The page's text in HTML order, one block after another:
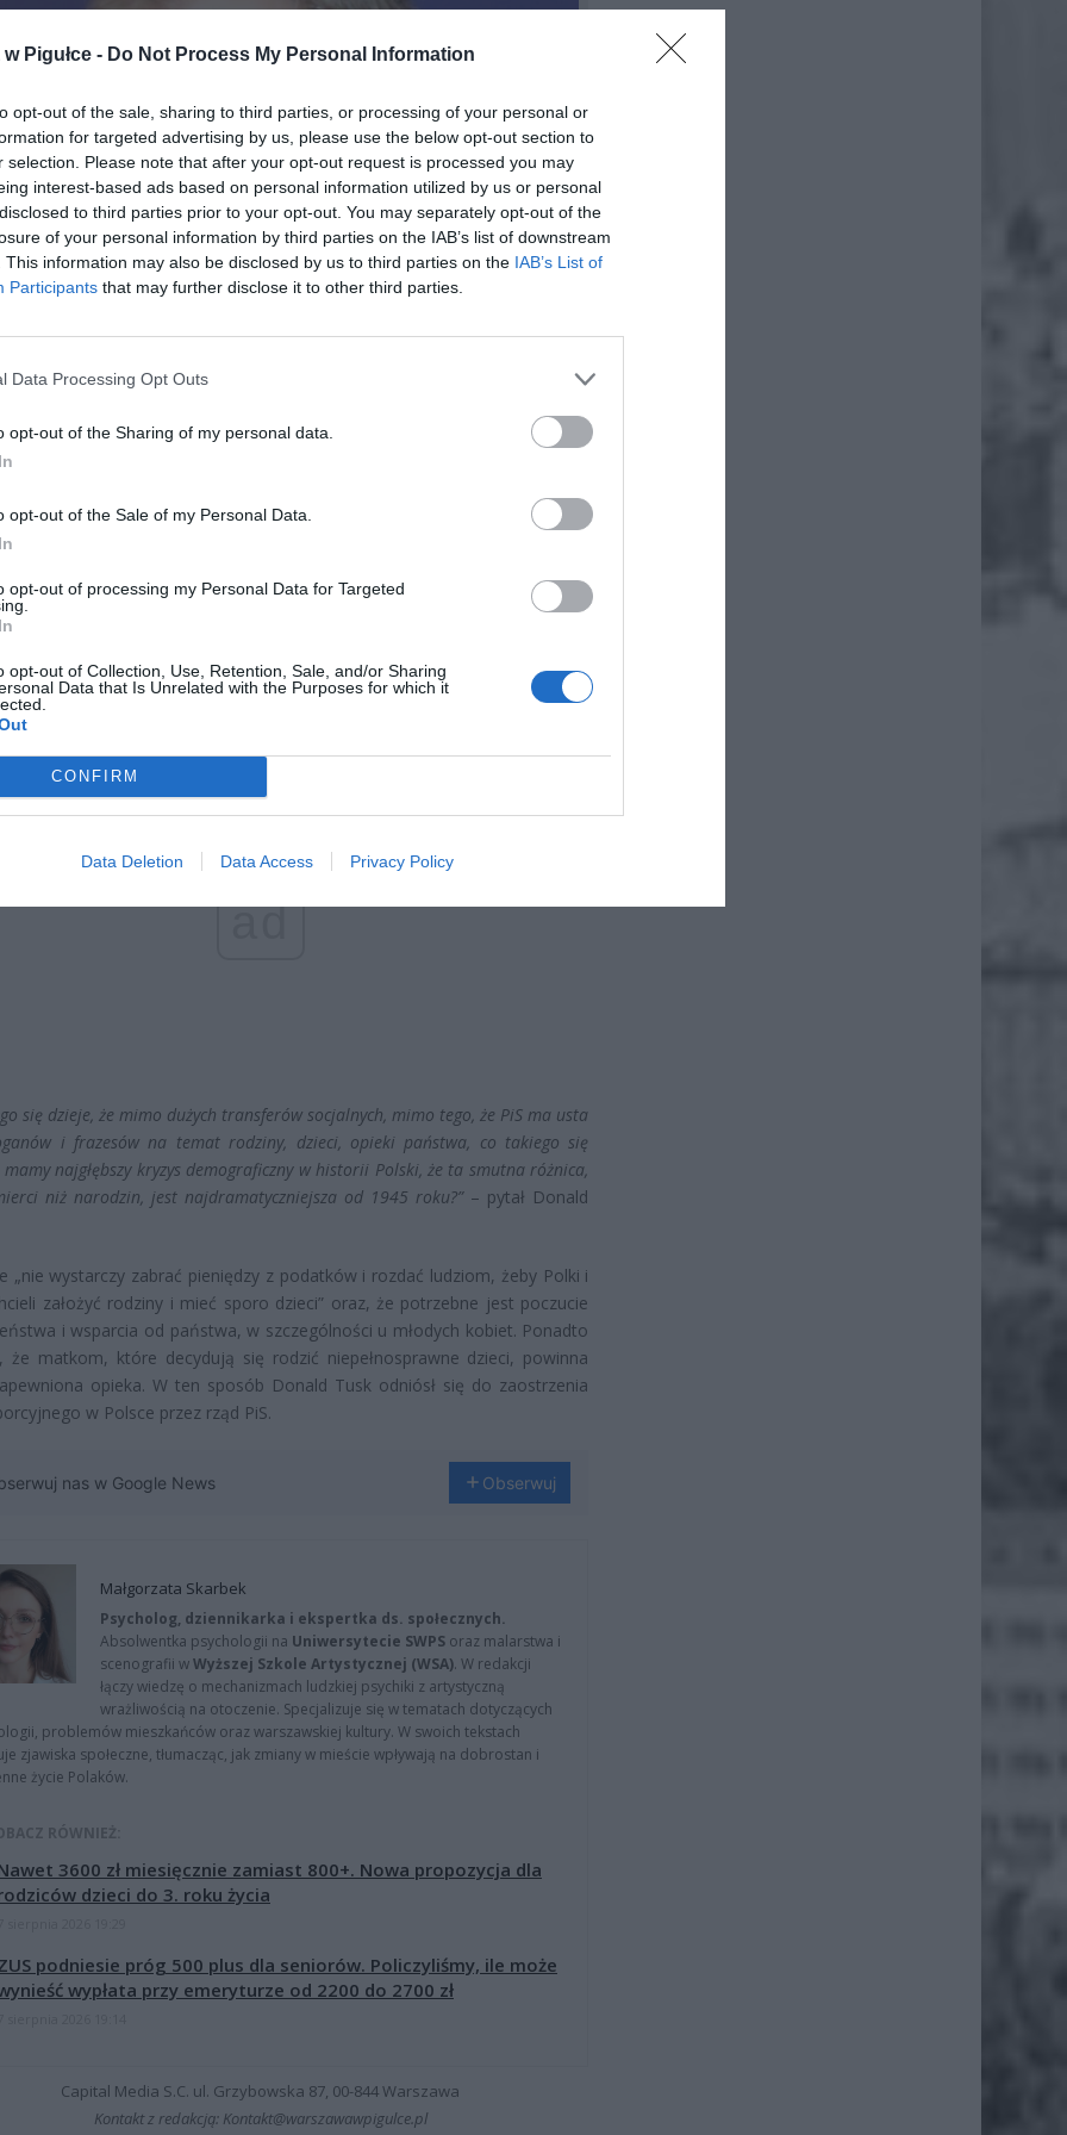
Pigułce - Do Not Process My Personal Information
opt-out of the sale, sharing to third parties, or processing of your personal or
for targeted advertising by us, please use the below opt-out section to
selection. Please note that after your opt-out request is processed you may
interest-based ads based on personal information utilized by us or personal
to third parties prior to your opt-out. You may separately opt-out of the
of your personal information by third parties on the IAB’s list of downstream
This information may also be disclosed by us to third parties on the IAB’s List of
Participants that may further disclose it to other third parties.
Data Processing Opt Outs
opt-out of the Sharing of my personal data.
opt-out of the Sale of my Personal Data.
opt-out of processing my Personal Data for Targeted
opt-out of Collection, Use, Retention, Sale, and/or Sharing
Data that Is Unrelated with the Purposes for which it
CONFIRM
Data Deletion Data Access Privacy Policy
European People’s Party Praca pochodna: TharonXX / Wikipedia
PO spotyka się z mieszkańcami różnych polskich miast. W dniu
odwiedził Kartuzy i rozmawiał z mieszkańcami między innymi o
według statystyk dotyczących przyrostu naturalnego można stwierdzić,
on swojego zadania.
ad
się dzieje, że mimo dużych transferów socjalnych, mimo tego, że PiS ma usta
i frazesów na temat rodziny, dzieci, opieki państwa, co takiego się
mamy najgłębszy kryzys demograficzny w historii Polski, że ta smutna różnica,
niż narodzin, jest najdramatyczniejsza od 1945 roku?”– pytał Donald
„nie wystarczy zabrać pieniędzy z podatków i rozdać ludziom, żeby Polki i
założyć rodziny i mieć sporo dzieci” oraz, że potrzebne jest poczucie
i wsparcia od państwa, w szczególności u młodych kobiet. Ponadto
że matkom, które decydują się rodzić niepełnosprawne dzieci, powinna
opieka. W ten sposób Donald Tusk odniósł się do zaostrzenia
w Polsce przez rząd PiS.
nas w Google News Obserwuj
Małgorzata Skarbek
Psycholog, dziennikarka i ekspertka ds. społecznych.
Absolwentka psychologii na Uniwersytecie SWPS oraz malarstwa i
scenografii wWyższej Szkole Artystycznej (WSA). W redakcji
łączy wiedzę o mechanizmach ludzkiej psychiki z artystyczną
wrażliwością na otoczenie. Specjalizuje się w tematach dotyczących
problemów mieszkańców oraz warszawskiej kultury. W swoich tekstach
zjawiska społeczne, tłumacząc, jak zmiany w mieście wpływają na dobrostan i
życie Polaków.
RÓWNIEŻ:
3600 zł miesięcznie zamiast 800+. Nowa propozycja dla
dzieci do 3. roku życia
podniesie próg 500 plus dla seniorów. Policzyliśmy, ile może
wypłata przy emeryturze od 2200 do 2700 zł
Capital Media S.C. ul. Grzybowska 87, 00-844 Warszawa
Kontakt z redakcją: Kontakt@warszawawpigulce.pl